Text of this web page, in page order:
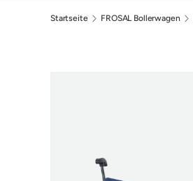
Startseite FROSAL Bollerwagen